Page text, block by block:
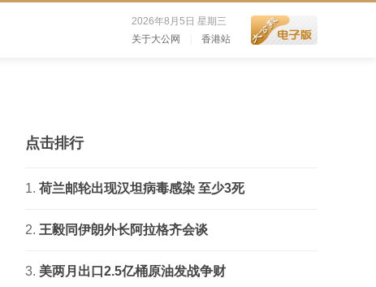
2026年8月5日 星期三
关于大公网
香港站
点击排行
荷兰邮轮出现汉坦病毒感染 至少3死
王毅同伊朗外长阿拉格齐会谈
美两月出口2.5亿桶原油发战争财